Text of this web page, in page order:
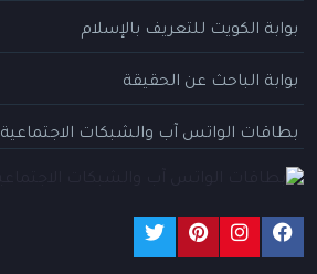
بوابة الكويت للتعريف بالإسلام
بوابة الباحث عن الحقيقة
بطاقات الواتس آب والشبكات الاجتماعية